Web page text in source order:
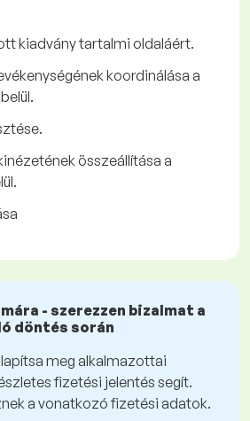
kiadvány tartalmi oldaláért.
koordinálása a
összeállítása a
- szerezzen bizalmat a
döntés során
meg alkalmazottai
fizetési jelentés segít.
a vonatkozó fizetési adatok.